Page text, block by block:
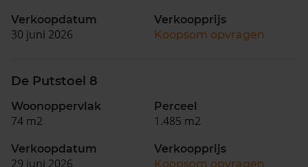
Verkoopdatum
30 juni 2026
Verkoopprijs
Koopsom opvragen
De Putstoel 8
Woonoppervlak
74 m2
Perceel
1.485 m2
Verkoopdatum
29 juni 2026
Verkoopprijs
Koopsom opvragen